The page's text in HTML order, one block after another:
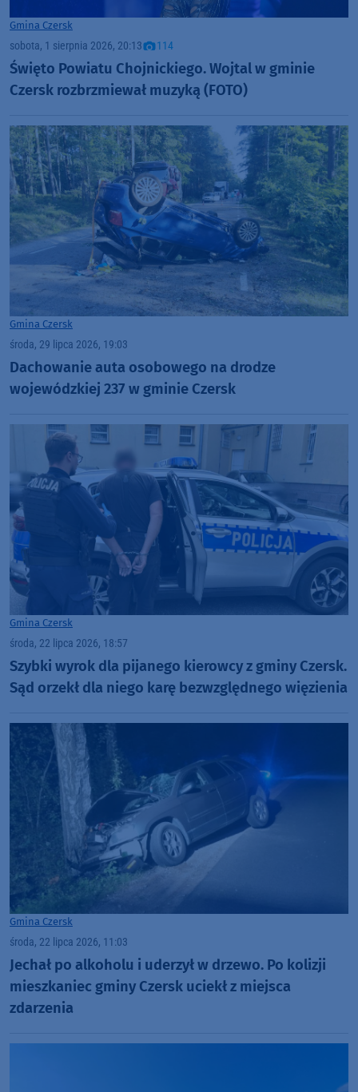
Gmina Czersk
sobota, 1 sierpnia 2026, 20:13 114
Święto Powiatu Chojnickiego. Wojtal w gminie
Czersk rozbrzmiewał muzyką (FOTO)
Gmina Czersk
środa, 29 lipca 2026, 19:03
Dachowanie auta osobowego na drodze
wojewódzkiej 237 w gminie Czersk
Gmina Czersk
środa, 22 lipca 2026, 18:57
Szybki wyrok dla pijanego kierowcy z gminy Czersk.
Sąd orzekł dla niego karę bezwzględnego więzienia
Gmina Czersk
środa, 22 lipca 2026, 11:03
Jechał po alkoholu i uderzył w drzewo. Po kolizji
mieszkaniec gminy Czersk uciekł z miejsca
zdarzenia